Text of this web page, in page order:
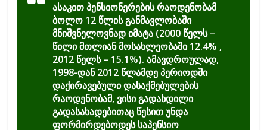
ასაკით პენსიონერების რაოდენობამ
ბოლო 12 წლის განმავლობაში
მნიშვნელოვნად იმატა (2000 წელს –
წილი მთლიან მოსახლეობაში 12.4% ,
2012 წელს – 15.1%). ამავდროულად,
1998-დან 2012 წლამდე პერიოდში
დაქირავებული დასაქმებულების
რაოდენობამ, ვისი გადახდილი
გადასახადებითაც წესით უნდა
ფორმირდებოდეს საპენსიო